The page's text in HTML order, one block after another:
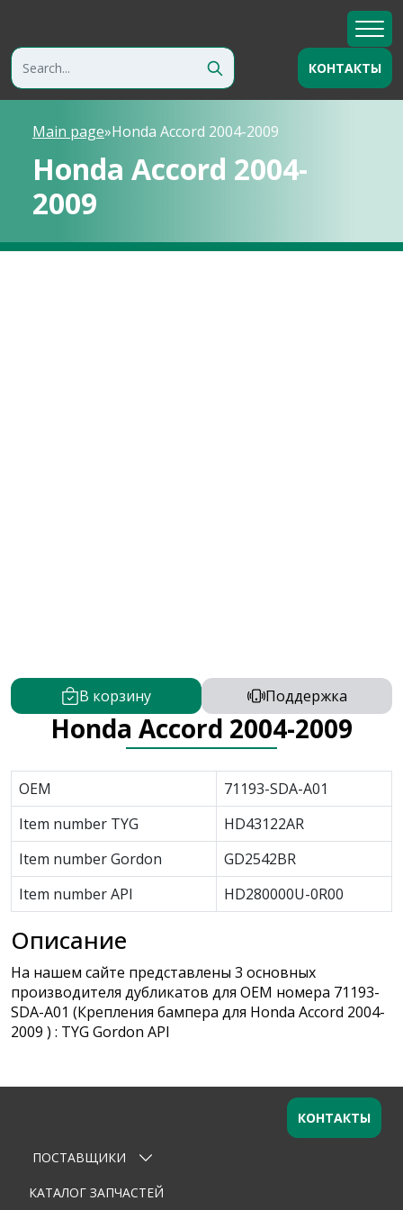
КОНТАКТЫ
Main page»Honda Accord 2004-2009
Honda Accord 2004-
2009
В корзину Поддержка
Honda Accord 2004-2009
OEM
71193-SDA-A01
Item number TYG
HD43122AR
Item number Gordon
GD2542BR
Item number API
HD280000U-0R00
Описание
На нашем сайте представлены 3 основных
производителя дубликатов для OEM номера 71193-
SDA-A01 (Крепления бампера для Honda Accord 2004-
2009 ) : TYG Gordon API
Оставьте заявку
Ваше имя
ПОСТАВЩИКИ
КАТАЛОГ ЗАПЧАСТЕЙ
КОНТАКТЫ